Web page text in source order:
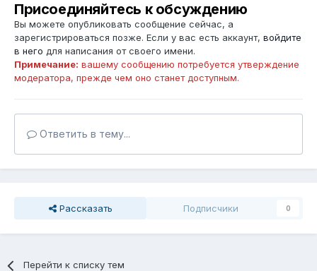
Присоединяйтесь к обсуждению
Вы можете опубликовать сообщение сейчас, а
зарегистрироваться позже. Если у вас есть аккаунт, войдите
в него для написания от своего имени.
Примечание: вашему сообщению потребуется утверждение
модератора, прежде чем оно станет доступным.
Ответить в тему...
Рассказать Подписчики 0
Перейти к списку тем